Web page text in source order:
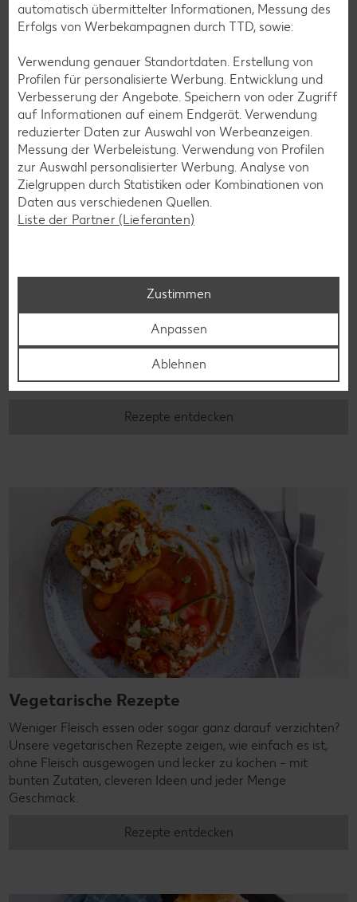
Rezepte entdecken
Laktosefreie Rezepte
Laktoseintoleranz muss dich kulinarisch nicht ausbremsen,
denn es geht auch ohne. Unsere laktosefreien Rezepte
bringen Vielfalt auf den Tisch – für große und kleine
Genießer, für die Lunchbox oder das Abendessen.
Rezepte entdecken
Vegetarische Rezepte
Weniger Fleisch essen oder sogar ganz darauf verzichten?
Unsere vegetarischen Rezepte zeigen, wie einfach es ist,
ohne Fleisch ausgewogen und lecker zu kochen – mit
bunten Zutaten, cleveren Ideen und jeder Menge
Geschmack.
Rezepte entdecken
automatisch übermittelter Informationen, Messung des
Erfolgs von Werbekampagnen durch TTD, sowie:
Verwendung genauer Standortdaten. Erstellung von
Profilen für personalisierte Werbung. Entwicklung und
Verbesserung der Angebote. Speichern von oder Zugriff
auf Informationen auf einem Endgerät. Verwendung
reduzierter Daten zur Auswahl von Werbeanzeigen.
Messung der Werbeleistung. Verwendung von Profilen
zur Auswahl personalisierter Werbung. Analyse von
Zielgruppen durch Statistiken oder Kombinationen von
Daten aus verschiedenen Quellen.
Liste der Partner (Lieferanten)
Zustimmen
Anpassen
Ablehnen